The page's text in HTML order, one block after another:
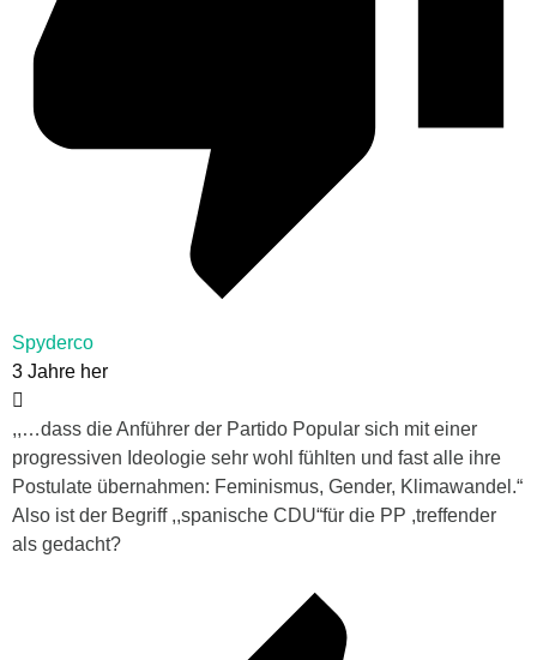
Spyderco
3 Jahre her
,,…dass die Anführer der Partido Popular sich mit einer
progressiven Ideologie sehr wohl fühlten und fast alle ihre
Postulate übernahmen: Feminismus, Gender, Klimawandel.“
Also ist der Begriff ,,spanische CDU“für die PP ,treffender
als gedacht?